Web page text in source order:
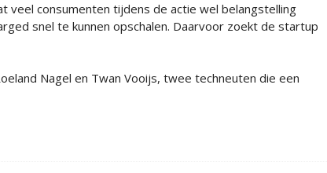
veel consumenten tijdens de actie wel belangstelling
snel te kunnen opschalen. Daarvoor zoekt de startup
Nagel en Twan Vooijs, twee techneuten die een